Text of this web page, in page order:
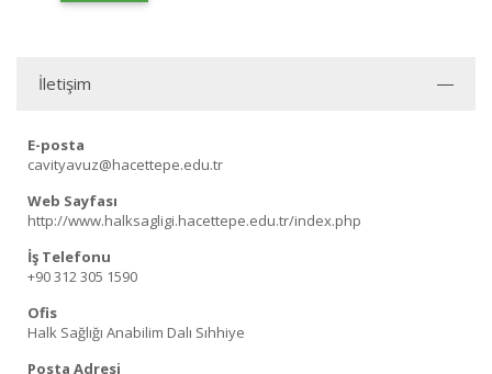
İletişim
E-posta
cavityavuz@hacettepe.edu.tr
Web Sayfası
http://www.halksagligi.hacettepe.edu.tr/index.php
İş Telefonu
+90 312 305 1590
Ofis
Halk Sağlığı Anabilim Dalı Sıhhiye
Posta Adresi